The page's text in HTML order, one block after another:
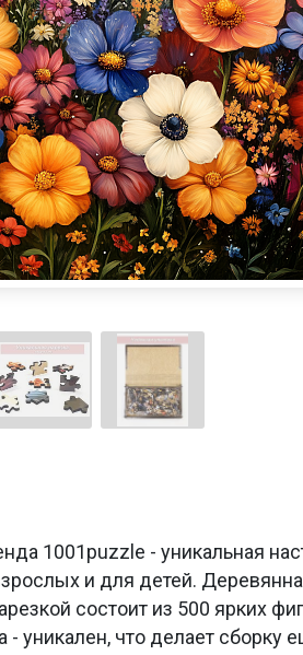
1001puzzle - уникальная
и для детей.
состоит из 500 ярких
уникален, что делает сборку